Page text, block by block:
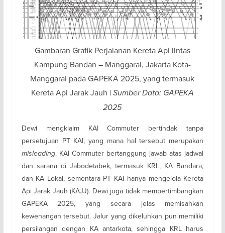
Gambaran Grafik Perjalanan Kereta Api lintas
Kampung Bandan – Manggarai, Jakarta Kota-
Manggarai pada GAPEKA 2025, yang termasuk
Kereta Api Jarak Jauh | Sumber Data: GAPEKA
2025
Dewi mengklaim KAI Commuter bertindak tanpa
persetujuan PT KAI, yang mana hal tersebut merupakan
misleading. KAI Commuter bertanggung jawab atas jadwal
dan sarana di Jabodetabek, termasuk KRL, KA Bandara,
dan KA Lokal, sementara PT KAI hanya mengelola Kereta
Api Jarak Jauh (KAJJ). Dewi juga tidak mempertimbangkan
GAPEKA 2025, yang secara jelas memisahkan
kewenangan tersebut. Jalur yang dikeluhkan pun memiliki
persilangan dengan KA antarkota, sehingga KRL harus